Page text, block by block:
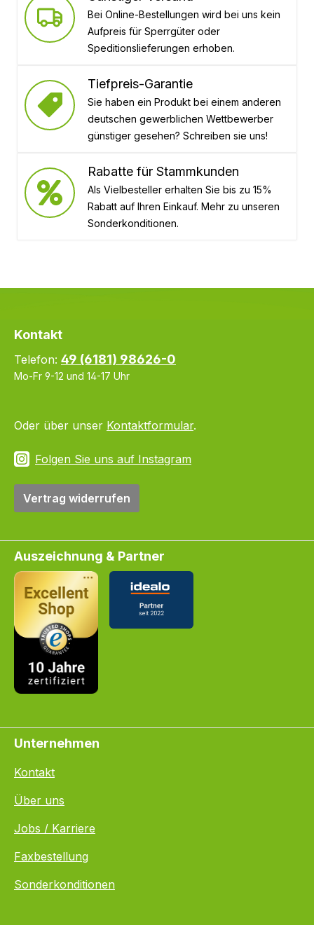
Bei Online-Bestellungen wird bei uns kein
Aufpreis für Sperrgüter oder
Speditionslieferungen erhoben.
Tiefpreis-Garantie
Sie haben ein Produkt bei einem anderen
deutschen gewerblichen Wettbewerber
günstiger gesehen? Schreiben sie uns!
Rabatte für Stammkunden
Als Vielbesteller erhalten Sie bis zu 15%
Rabatt auf Ihren Einkauf. Mehr zu unseren
Sonderkonditionen.
Kontakt
Telefon: 49 (6181) 98626-0
Mo-Fr 9-12 und 14-17 Uhr
Oder über unser Kontaktformular.
Folgen Sie uns auf Instagram
Vertrag widerrufen
Auszeichnung & Partner
Unternehmen
Kontakt
Über uns
Jobs / Karriere
Faxbestellung
Sonderkonditionen